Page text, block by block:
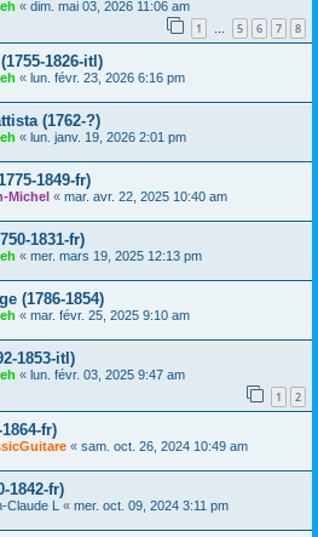
« dim. mai 03, 2026 11:06 am
1 … 5 6 7 8
1826-itl)
« lun. févr. 23, 2026 6:16 pm
(1762-?)
« lun. janv. 19, 2026 2:01 pm
1849-fr)
Michel « mar. avr. 22, 2025 10:40 am
1831-fr)
« mer. mars 19, 2025 12:13 pm
(1786-1854)
« mar. févr. 25, 2025 9:10 am
1853-itl)
« lun. févr. 03, 2025 9:47 am
1 2
fr)
« sam. oct. 26, 2024 10:49 am
1842-fr)
Claude L « mer. oct. 09, 2024 3:11 pm